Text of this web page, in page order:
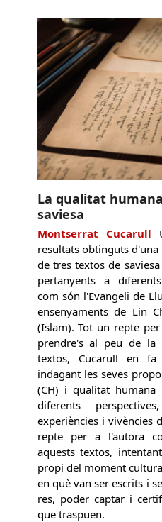
La qualitat
saviesa
Montserrat Cucarull
resultats obtinguts
de tres textos de
pertanyents a
com són l'Evangeli de
ensenyaments de Lin
(Islam). Tot un repte
prendre's al peu de
textos, Cucarull en fa
indagant les seves
(CH) i qualitat humana
diferents
experiències i vivències
repte per a l'autora
aquests textos,
propi del moment
en què van ser escrits i
res, poder captar i
que traspuen.